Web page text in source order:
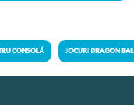
CONSOLĂ JOCURI DRAGON